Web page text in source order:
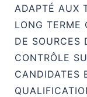
ADAPTÉ AUX
LONG TERME
DE SOURCES
CONTRÔLE
CANDIDATES